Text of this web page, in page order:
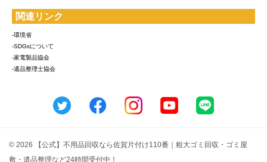
関連リンク
-環境省
-SDGsについて
-家電製品協会
-遺品整理士協会
© 2026 【公式】不用品回収なら佐賀片付け110番｜粗大ゴミ回収・ゴミ屋
敷・遺品整理など24時間受付中！